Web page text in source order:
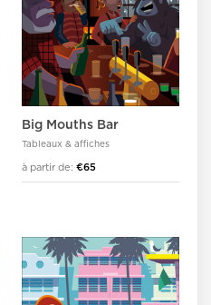
Big Mouths Bar
Tableaux & affiches
à partir de: €65